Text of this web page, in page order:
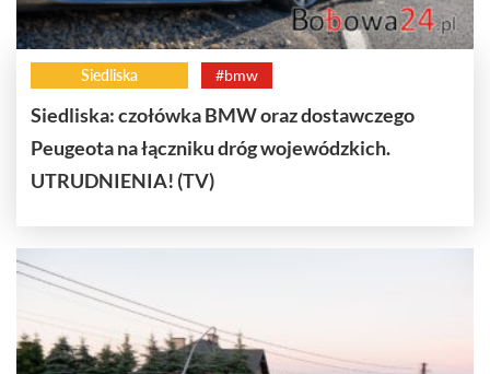
Siedliska #bmw
Siedliska: czołówka BMW oraz dostawczego
Peugeota na łączniku dróg wojewódzkich.
UTRUDNIENIA! (TV)